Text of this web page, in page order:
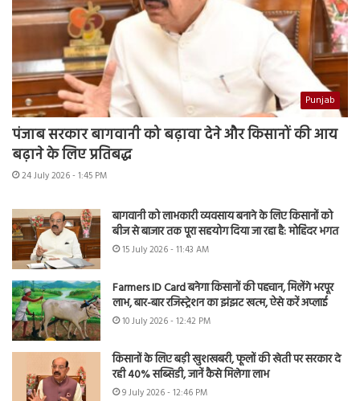
Punjab
पंजाब सरकार बागवानी को बढ़ावा देने और किसानों की आय
बढ़ाने के लिए प्रतिबद्ध
24 July 2026 - 1:45 PM
बागवानी को लाभकारी व्यवसाय बनाने के लिए किसानों को
बीज से बाजार तक पूरा सहयोग दिया जा रहा है: मोहिंदर भगत
15 July 2026 - 11:43 AM
Farmers ID Card बनेगा किसानों की पहचान, मिलेंगे भरपूर
लाभ, बार-बार रजिस्ट्रेशन का झंझट खत्म, ऐसे करें अप्लाई
10 July 2026 - 12:42 PM
किसानों के लिए बड़ी खुशखबरी, फूलों की खेती पर सरकार दे
रही 40% सब्सिडी, जानें कैसे मिलेगा लाभ
9 July 2026 - 12:46 PM